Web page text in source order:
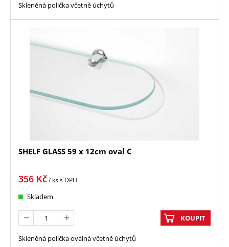
Skleněná polička včetně úchytů
SHELF GLASS 59 x 12cm oval C
356 Kč/ kss DPH
Skladem
KOUPIT
Skleněná polička oválná včetně úchytů